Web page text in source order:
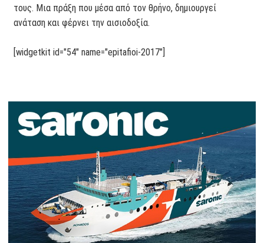
τους. Μια πράξη που μέσα από τον θρήνο, δημιουργεί
ανάταση και φέρνει την αισιοδοξία.
[widgetkit id="54" name="epitafioi-2017"]